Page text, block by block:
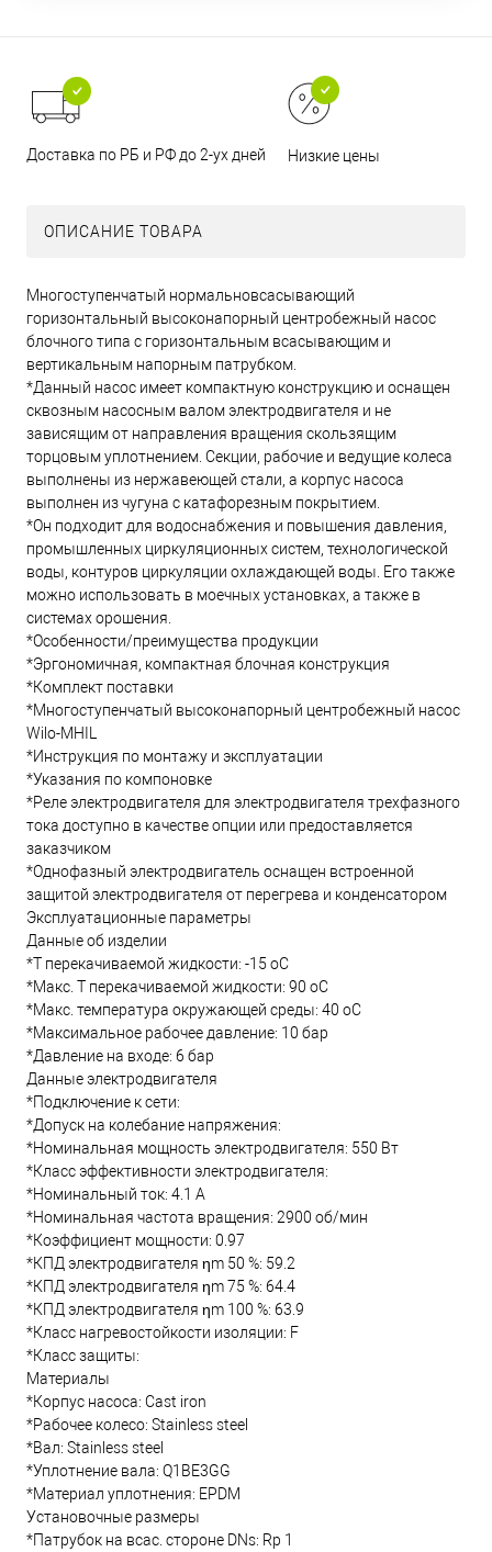
Доставка по РБ и РФ до 2-ух дней Низкие цены
ОПИСАНИЕ ТОВАРА
Многоступенчатый нормальновсасывающий
горизонтальный высоконапорный центробежный насос
блочного типа с горизонтальным всасывающим и
вертикальным напорным патрубком.
*Данный насос имеет компактную конструкцию и оснащен
сквозным насосным валом электродвигателя и не
зависящим от направления вращения скользящим
торцовым уплотнением. Секции, рабочие и ведущие колеса
выполнены из нержавеющей стали, а корпус насоса
выполнен из чугуна с катафорезным покрытием.
*Он подходит для водоснабжения и повышения давления,
промышленных циркуляционных систем, технологической
воды, контуров циркуляции охлаждающей воды. Его также
можно использовать в моечных установках, а также в
системах орошения.
*Особенности/преимущества продукции
*Эргономичная, компактная блочная конструкция
*Комплект поставки
*Многоступенчатый высоконапорный центробежный насос
Wilo-MHIL
*Инструкция по монтажу и эксплуатации
*Указания по компоновке
*Реле электродвигателя для электродвигателя трехфазного
тока доступно в качестве опции или предоставляется
заказчиком
*Однофазный электродвигатель оснащен встроенной
защитой электродвигателя от перегрева и конденсатором
Эксплуатационные параметры
Данные об изделии
*Т перекачиваемой жидкости: -15 oC
*Макс. T перекачиваемой жидкости: 90 oC
*Макс. температура окружающей среды: 40 oC
*Максимальное рабочее давление: 10 бар
*Давление на входе: 6 бар
Данные электродвигателя
*Подключение к сети:
*Допуск на колебание напряжения:
*Номинальная мощность электродвигателя: 550 Вт
*Класс эффективности электродвигателя:
*Номинальный ток: 4.1 А
*Номинальная частота вращения: 2900 об/мин
*Коэффициент мощности: 0.97
*КПД электродвигателя ηm 50 %: 59.2
*КПД электродвигателя ηm 75 %: 64.4
*КПД электродвигателя ηm 100 %: 63.9
*Класс нагревостойкости изоляции: F
*Класс защиты:
Материалы
*Корпус насоса: Cast iron
*Рабочее колесо: Stainless steel
*Вал: Stainless steel
*Уплотнение вала: Q1BE3GG
*Материал уплотнения: EPDM
Установочные размеры
*Патрубок на всас. стороне DNs: Rp 1